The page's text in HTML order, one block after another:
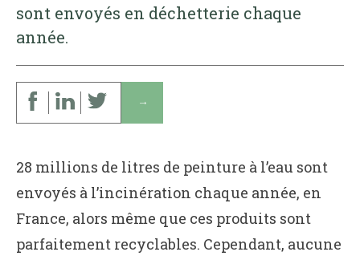
sont envoyés en déchetterie chaque
année.
↓
28 millions de litres de peinture à l’eau sont
envoyés à l’incinération chaque année, en
France, alors même que ces produits sont
parfaitement recyclables. Cependant, aucune